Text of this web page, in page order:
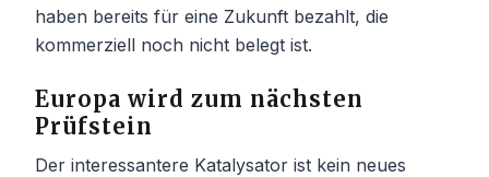
haben bereits für eine Zukunft bezahlt, die
kommerziell noch nicht belegt ist.
Europa wird zum nächsten
Prüfstein
Der interessantere Katalysator ist kein neues